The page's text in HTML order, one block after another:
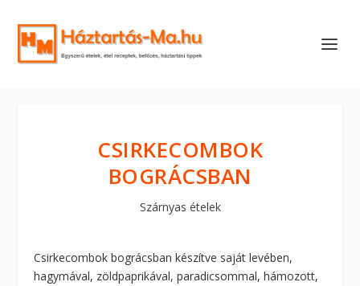
CSIRKECOMBOK
BOGRÁCSBAN
Szárnyas ételek
Csirkecombok bográcsban készítve saját levében,
hagymával, zöldpaprikával, paradicsommal, hámozott,